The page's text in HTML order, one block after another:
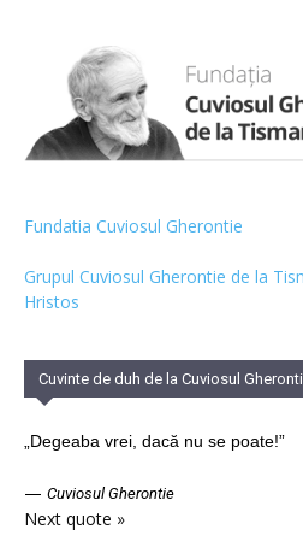
Fundatia Cuviosul Gherontie
Grupul Cuviosul Gherontie de la
Hristos
Cuvinte de duh de la Cuviosul
„Degeaba vrei, dacă nu se poate!”
— Cuviosul Gherontie
Next quote »